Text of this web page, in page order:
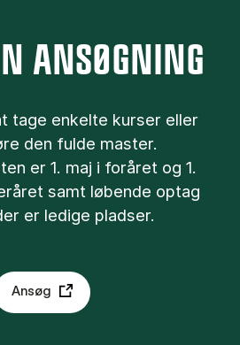
ANSØGNING
tage en­kel­te kurser el­ler
den ful­de ma­ster.
er 1. maj i foråret og 1.
samt løbende optag
er ledige pladser.
Ansøg